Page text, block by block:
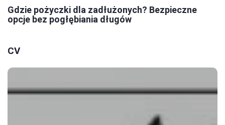
Gdzie pożyczki dla zadłużonych? Bezpieczne
opcje bez pogłębiania długów
CV